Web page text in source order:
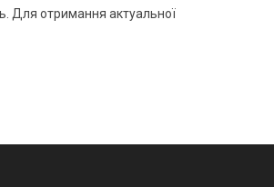
Для отримання актуальної